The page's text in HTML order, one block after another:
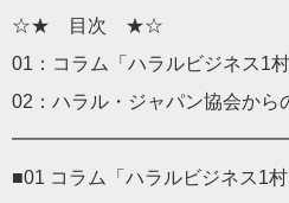
☆★ 目次 ★☆
01：コラム「ハラルビジネス1村
02：ハラル・ジャパン協会から
■01 コラム「ハラルビジネス1村